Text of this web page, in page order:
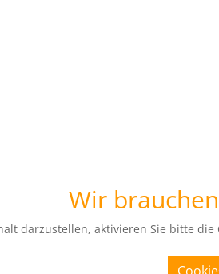
Wir
darzustellen, aktivieren Sie bitte